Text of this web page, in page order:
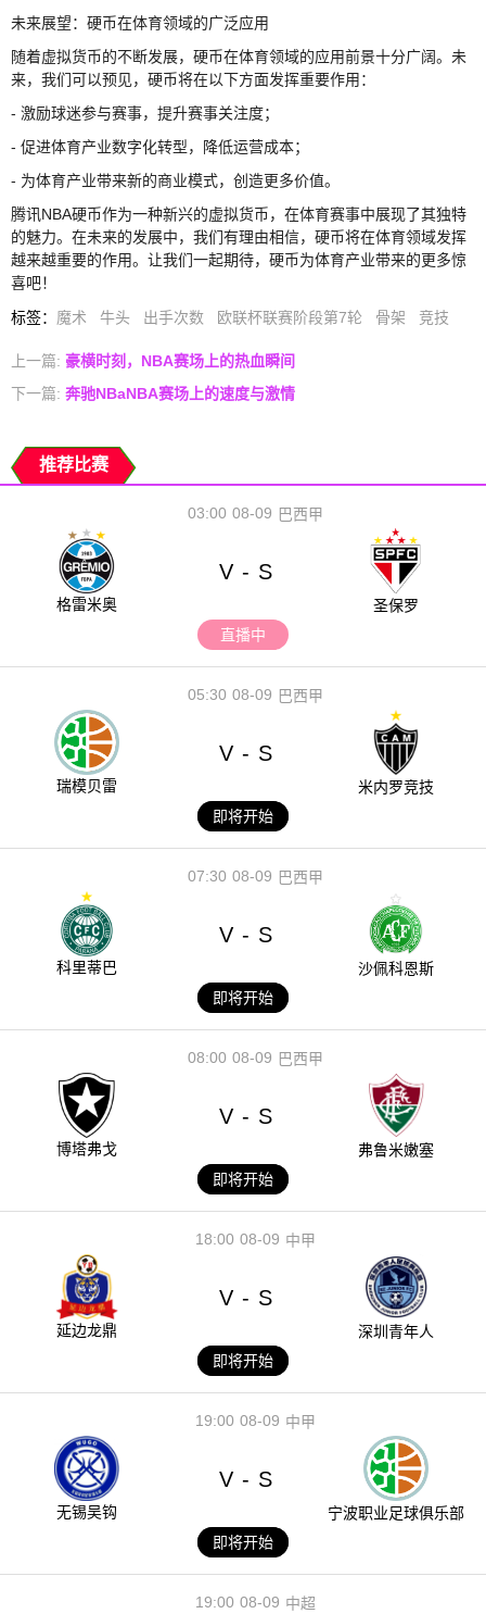
未来展望：硬币在体育领域的广泛应用
随着虚拟货币的不断发展，硬币在体育领域的应用前景十分广阔。未
来，我们可以预见，硬币将在以下方面发挥重要作用：
- 激励球迷参与赛事，提升赛事关注度；
- 促进体育产业数字化转型，降低运营成本；
- 为体育产业带来新的商业模式，创造更多价值。
腾讯NBA硬币作为一种新兴的虚拟货币，在体育赛事中展现了其独特
的魅力。在未来的发展中，我们有理由相信，硬币将在体育领域发挥
越来越重要的作用。让我们一起期待，硬币为体育产业带来的更多惊
喜吧！
标签： 魔术 牛头 出手次数 欧联杯联赛阶段第7轮 骨架 竞技
上一篇: 豪横时刻，NBA赛场上的热血瞬间
下一篇: 奔驰NBaNBA赛场上的速度与激情
推荐比赛
08-09
03:00 巴西甲
格雷米奥
V - S
圣保罗
直播中
08-09
05:30 巴西甲
瑞模贝雷
V - S
米内罗竞技
即将开始
08-09
07:30 巴西甲
科里蒂巴
V - S
沙佩科恩斯
即将开始
08-09
08:00 巴西甲
博塔弗戈
V - S
弗鲁米嫩塞
即将开始
08-09
18:00 中甲
延边龙鼎
V - S
深圳青年人
即将开始
08-09
19:00 中甲
无锡吴钩
V - S
宁波职业足球俱乐部
即将开始
08-09
19:00 中超